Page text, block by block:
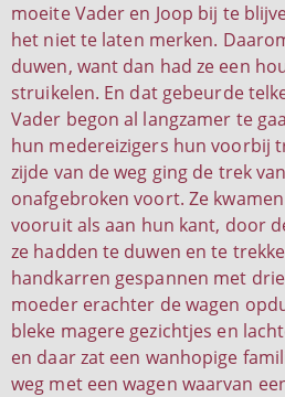
moeite Vader en Joop bij te
het niet te laten merken.
duwen, want dan had ze een
struikelen. En dat gebeurde
Vader begon al langzamer te
hun medereizigers hun voorbij
zijde van de weg ging de trek
onafgebroken voort. Ze
vooruit als aan hun kant, door
ze hadden te duwen en te
handkarren gespannen met
moeder erachter de wagen
bleke magere gezichtjes en
en daar zat een wanhopige
weg met een wagen waarvan